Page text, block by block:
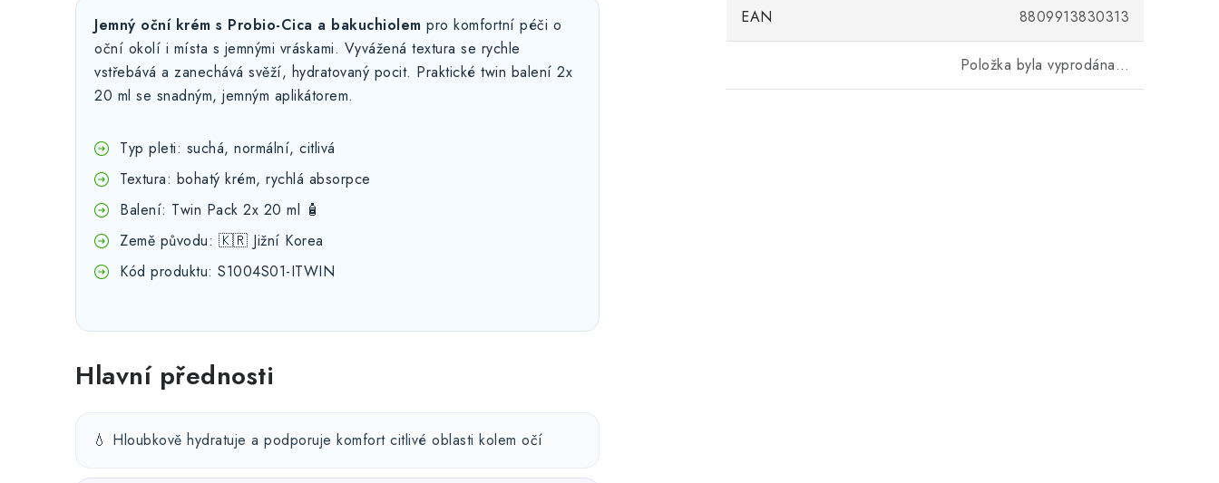
Jemný oční krém s Probio-Cica a bakuchiolem pro komfortní péči o
oční okolí i místa s jemnými vráskami. Vyvážená textura se rychle
vstřebává a zanechává svěží, hydratovaný pocit. Praktické twin balení 2x
20 ml se snadným, jemným aplikátorem.
Typ pleti: suchá, normální, citlivá
Textura: bohatý krém, rychlá absorpce
Balení: Twin Pack 2x 20 ml 🧴
Země původu: 🇰🇷 Jižní Korea
Kód produktu: S1004S01-ITWIN
Hlavní přednosti
💧 Hloubkově hydratuje a podporuje komfort citlivé oblasti kolem očí
EAN 8809913830313
Položka byla vyprodána…